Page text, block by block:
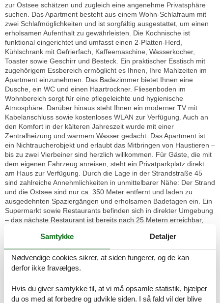
zur Ostsee schätzen und zugleich eine angenehme Privatsphäre
suchen. Das Apartment besteht aus einem Wohn-Schlafraum mit
zwei Schlafmöglichkeiten und ist sorgfältig ausgestattet, um einen
erholsamen Aufenthalt zu gewährleisten. Die Kochnische ist
funktional eingerichtet und umfasst einen 2-Platten-Herd,
Kühlschrank mit Gefrierfach, Kaffeemaschine, Wasserkocher,
Toaster sowie Geschirr und Besteck. Ein praktischer Esstisch mit
zugehörigem Essbereich ermöglicht es Ihnen, Ihre Mahlzeiten im
Apartment einzunehmen. Das Badezimmer bietet Ihnen eine
Dusche, ein WC und einen Haartrockner. Fliesenboden im
Wohnbereich sorgt für eine pflegeleichte und hygienische
Atmosphäre. Darüber hinaus steht Ihnen ein moderner TV mit
Kabelanschluss sowie kostenloses WLAN zur Verfügung. Auch an
den Komfort in der kälteren Jahreszeit wurde mit einer
Zentralheizung und warmem Wasser gedacht. Das Apartment ist
ein Nichtraucherobjekt und erlaubt das Mitbringen von Haustieren –
bis zu zwei Vierbeiner sind herzlich willkommen. Für Gäste, die mit
dem eigenen Fahrzeug anreisen, steht ein Privatparkplatz direkt
am Haus zur Verfügung. Durch die Lage in der Strandstraße 45
sind zahlreiche Annehmlichkeiten in unmittelbarer Nähe: Der Strand
und die Ostsee sind nur ca. 350 Meter entfernt und laden zu
ausgedehnten Spaziergängen und erholsamen Badetagen ein. Ein
Supermarkt sowie Restaurants befinden sich in direkter Umgebung
– das nächste Restaurant ist bereits nach 25 Metern erreichbar,
Entdeckungen machen können. Die Villa Magda App. Magda 2 b
eignet sich insbesondere für Gäste, die eine zentrumsnahe und
ruhige Unterkunft in Kühlungsborn suchen, ohne auf eine
ansprechende Ausstattung und kurze Wege zu Meer und
historischem Flair und modernem Komfort schafft ein angenehmes
Ambiente für einen gelungenen Aufenthalt an der Ostsee. Sichern
Samtykke Detaljer
Nødvendige cookies sikrer, at siden fungerer, og de kan
derfor ikke fravælges.
Hvis du giver samtykke til, at vi må opsamle statistik, hjælper
du os med at forbedre og udvikle siden. I så fald vil der blive